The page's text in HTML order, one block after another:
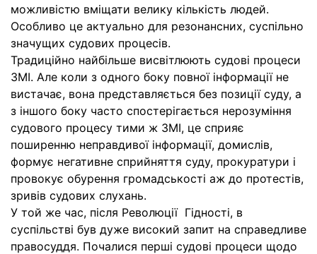
можливістю вміщати велику кількість людей.
Особливо це актуально для резонансних, суспільно
значущих судових процесів.
Традиційно найбільше висвітлюють судові процеси
ЗМІ. Але коли з одного боку повної інформації не
вистачає, вона представляється без позиції суду, а
з іншого боку часто спостерігається нерозуміння
судового процесу тими ж ЗМІ, це сприяє
поширенню неправдивої інформації, домислів,
формує негативне сприйняття суду, прокуратури і
провокує обурення громадськості аж до протестів,
зривів судових слухань.
У той же час, після Революції Гідності, в
суспільстві був дуже високий запит на справедливе
правосуддя. Почалися перші судові процеси щодо